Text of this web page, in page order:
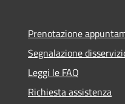
Prenotazione
Segnalazione
Leggi le FAQ
Richiesta assistenza